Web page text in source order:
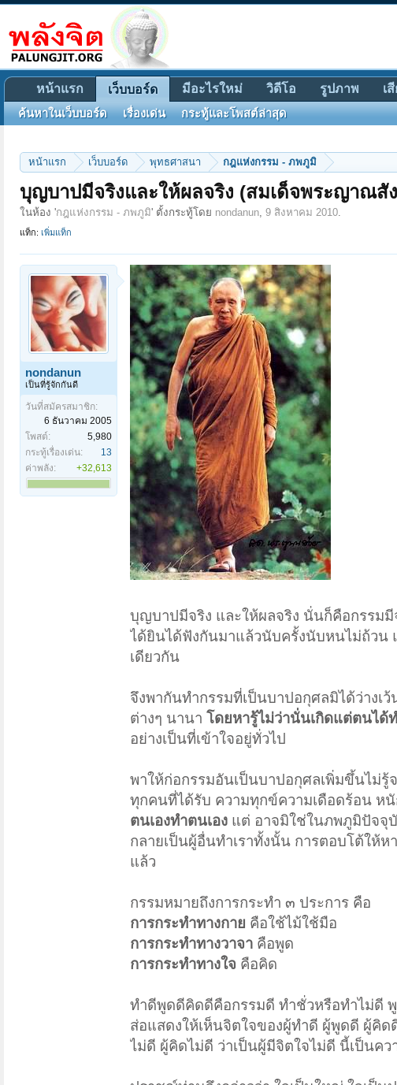
หน้าแรก เว็บบอร์ด พุทธศาสนา กฎแห่งกรรม - ภพภูมิ
บุญบาปมีจริงและให้ผลจริง (สมเด็จพระญาณสั
ในห้อง 'กฎแห่งกรรม - ภพภูมิ' ตั้งกระทู้โดย nondanun, 9 สิงหาคม 2010.
แท็ก: เพิ่มแท็ก
nondanun
เป็นที่รู้จักกันดี
วันที่สมัครสมาชิก:
6 ธันวาคม 2005
โพสต์:
5,980
กระทู้เรื่องเด่น:
13
ค่าพลัง:
+32,613
บุญบาปมีจริง และให้ผลจริง นั่นก็คือกรรมมี
ได้ยินได้ฟังกันมาแล้วนับครั้งนับหนไม่ถ้วน
เดียวกัน
จึงพากันทำกรรมที่เป็นบาปอกุศลมิได้ว่างเ
ต่างๆ นานา โดยหารู้ไม่ว่านั่นเกิดแต่ตนได้
อย่างเป็นที่เข้าใจอยู่ทั่วไป
พาให้ก่อกรรมอันเป็นบาปอกุศลเพิ่มขึ้นไม่
ทุกคนที่ได้รับ ความทุกข์ความเดือดร้อน ห
ตนเองทำตนเอง แต่ อาจมิใช่ในภพภูมิปัจจุ
กลายเป็นผู้อื่นทำเราทั้งนั้น การตอบโต้ให้
แล้ว
กรรมหมายถึงการกระทำ ๓ ประการ คือ
การกระทำทางกาย คือใช้ไม้ใช้มือ
การกระทำทางวาจา คือพูด
การกระทำทางใจ คือคิด
ทำดีพูดดีคิดดีคือกรรมดี ทำชั่วหรือทำไม่ดี
ส่อแสดงให้เห็นจิตใจของผู้ทำดี ผู้พูดดี ผู้คิ
ไม่ดี ผู้คิดไม่ดี ว่าเป็นผู้มีจิตใจไม่ดี นี้เป็นคว
หน้าแรก เว็บบอร์ด
ค้นหาในเว็บบอร์ด เรื่องเด่น กระทู้และโพสต์ล่าสุด
มีอะไรใหม่ วิดีโอ รูปภาพ เ